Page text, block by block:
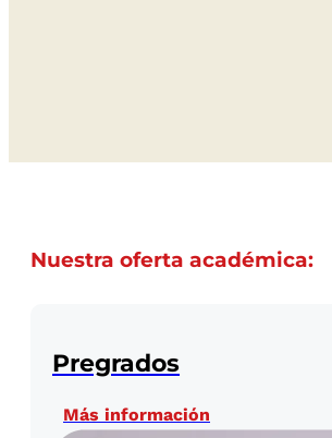
Nuestra oferta académica:
Pregrados
Más información